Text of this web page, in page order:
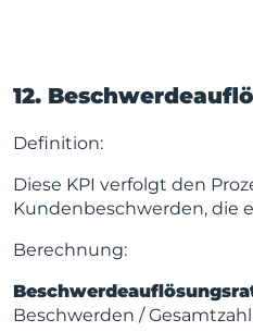
12.
Definition:
Diese KPI verfolgt den
Kundenbeschwerden, die
Berechnung:
Beschwerden /